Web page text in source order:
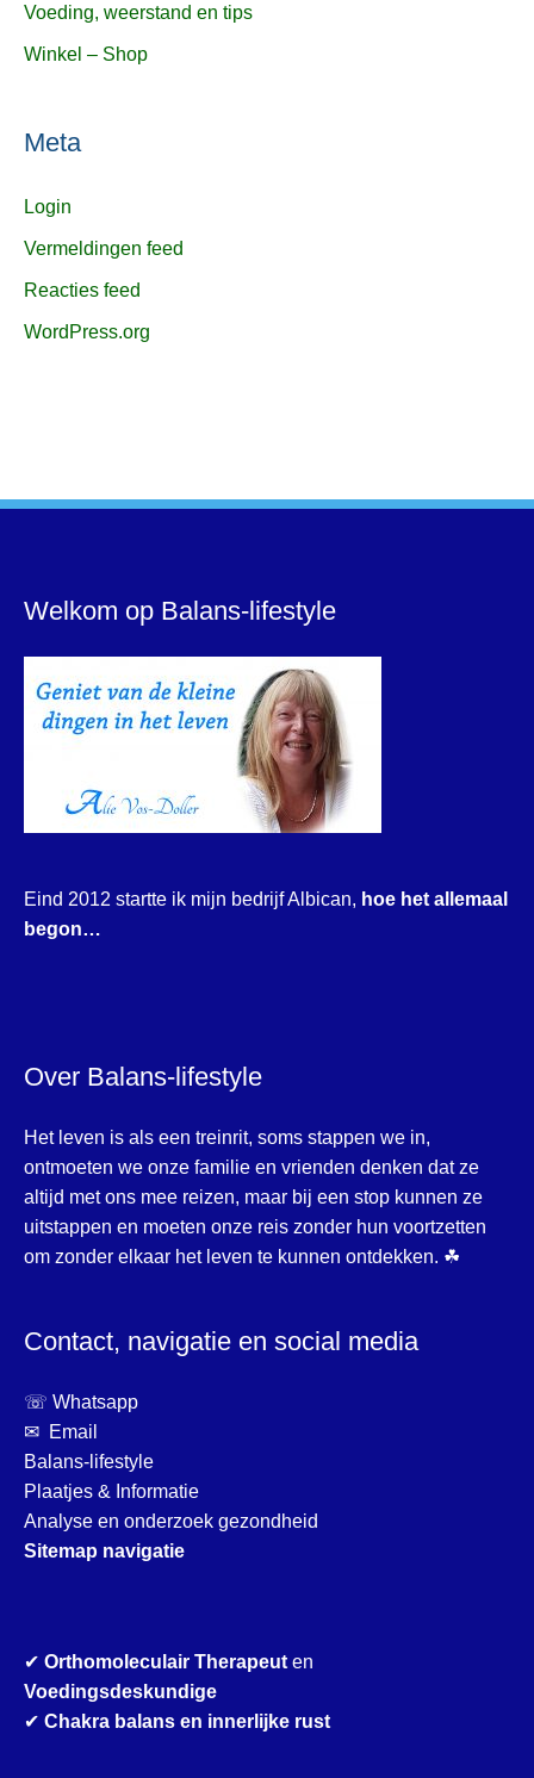
Voeding, weerstand en tips
Winkel – Shop
Meta
Login
Vermeldingen feed
Reacties feed
WordPress.org
Welkom op Balans-lifestyle
Eind 2012 startte ik mijn bedrijf Albican, hoe het allemaal
begon…
Over Balans-lifestyle
Het leven is als een treinrit, soms stappen we in,
ontmoeten we onze familie en vrienden denken dat ze
altijd met ons mee reizen, maar bij een stop kunnen ze
uitstappen en moeten onze reis zonder hun voortzetten
om zonder elkaar het leven te kunnen ontdekken. ☘
Contact, navigatie en social media
☏ Whatsapp
✉ Email
Balans-lifestyle
Plaatjes & Informatie
Analyse en onderzoek gezondheid
Sitemap navigatie
✔ Orthomoleculair Therapeuten
Voedingsdeskundige
✔ Chakra balans en innerlijke rust